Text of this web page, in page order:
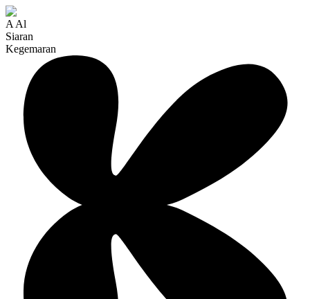
A Al
Siaran
Kegemaran